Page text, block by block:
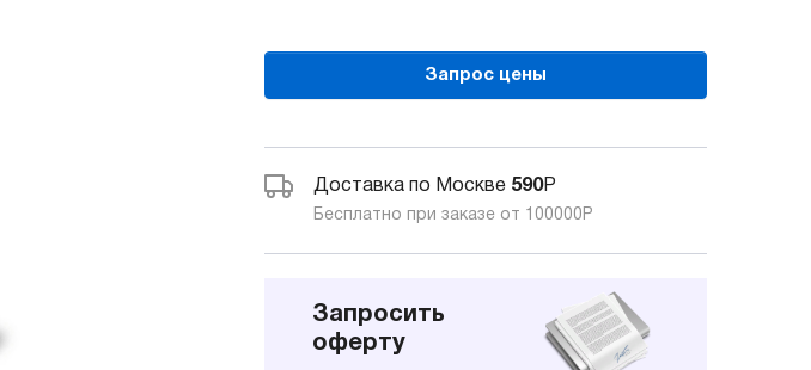
Запрос цены
Доставка по Москве 590Р
Бесплатно при заказе от 100000 Р
Запросить
оферту